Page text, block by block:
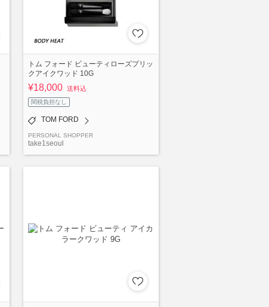
トム フォード ビューティローズプリッ
クアイクワッド 10G
¥18,000 送料込
関税負担なし
TOM FORD
PERSONAL SHOPPER
take1seoul